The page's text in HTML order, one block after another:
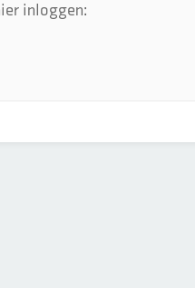
inloggen: